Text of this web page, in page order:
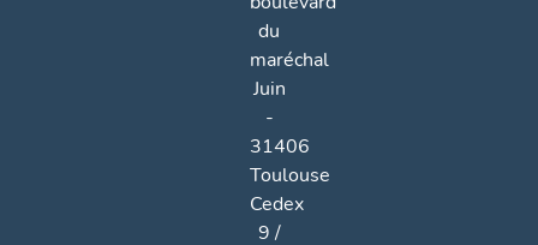
du
maréchal
Juin
-
31406
Toulouse
Cedex
9 /